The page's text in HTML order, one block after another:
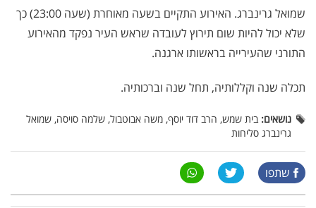
שמואל גרינברג. האירוע התקיים בשעה מאוחרת (שעה 23:00) כך
שלא יכול להיות שום תירוץ לעובדה שראש העיר נפקד מהאירוע
התורני שהעירייה בראשותו ארגנה.
תכלה שנה וקללותיה, תחל שנה וברכותיה.
נושאים: בית שמש, הרב דוד יוסף, משה אבוטבול, שלמה סויסה, שמואל
גרינברג סליחות
שתפו